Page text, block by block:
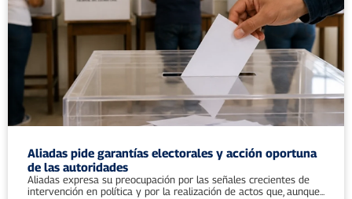
Aliadas pide garantías electorales y acción oportuna
de las autoridades
Aliadas expresa su preocupación por las señales crecientes de
intervención en política y por la realización de actos que, aunque...